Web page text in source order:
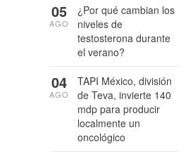
¿Por qué cambian los
niveles de
testosterona durante
el verano?
05
AGO
TAPI México, división
de Teva, invierte 140
mdp para producir
localmente un
oncológico
04
AGO